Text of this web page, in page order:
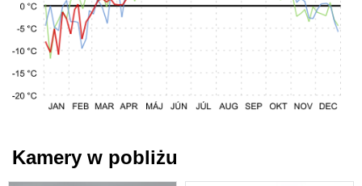
Kamery w pobliżu